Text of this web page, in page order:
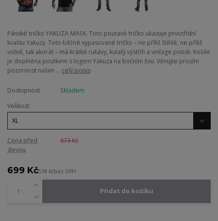
Pánské tričko YAKUZA MASK. Toto poutavé tričko ukazuje prvotřídní
kvalitu Yakuzy. Toto běžné vypasované tričko – ne příliš štíhlé, ne příliš
volné, tak akorát – má krátké rukávy, kulatý výstřih a vintage potisk. Košile
je doplněna poutkem s logem Yakuza na bočním švu. Věnujte prosím
pozornost našim ... celý popis
Dostupnost
Skladem
Velikost
Cena před
slevou
873 Kč
699 Kč578 Kčbez DPH
Přidat do košíku